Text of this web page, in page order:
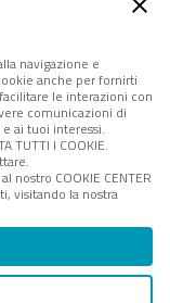
iscritta
di Roma -
resp. Michela
e
- FPA s.r.l.
di management
- R.E.A. Roma
navigazione e
anche per fornirti
le interazioni con
comunicazioni di
ai tuoi interessi.
TUTTI I COOKIE.
COOKIE CENTER
visitando la nostra